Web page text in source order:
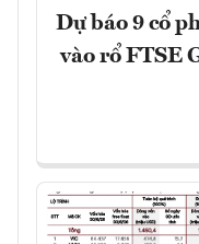
Dự báo 9 cổ
vào rổ FTSE